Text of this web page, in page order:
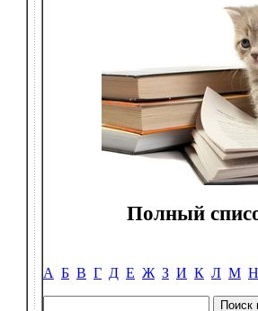
Полный
А Б В Г Д Е Ж З И К Л М Н